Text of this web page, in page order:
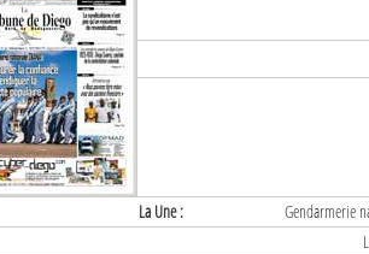
La Une :
Gendarmerie